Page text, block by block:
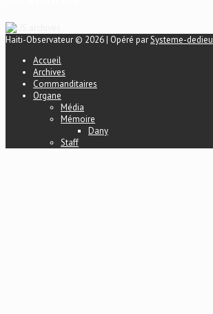
Haiti-Observateur © 2026 | Opéré parSysteme-dedieu
Accueil
Archives
Commanditaires
Organe
Média
Mémoire
Dany
Staff